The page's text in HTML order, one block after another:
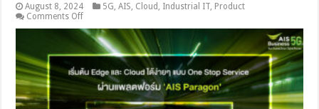
August 8, 2024 5G ,AIS Cloud Industrial IT Product
Comments Offon
เริ่ม
ต้น
Edge
Cloud
ได้
ง่ายๆ